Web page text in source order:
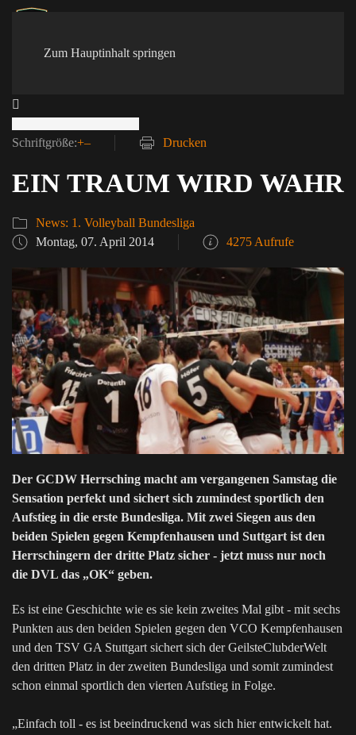
Zum Hauptinhalt springen
Schriftgröße:+– Drucken
EIN TRAUM WIRD WAHR
News: 1. Volleyball Bundesliga
Montag, 07. April 2014
4275 Aufrufe
Der GCDW Herrsching macht am vergangenen Samstag die
Sensation perfekt und sichert sich zumindest sportlich den
Aufstieg in die erste Bundesliga. Mit zwei Siegen aus den
beiden Spielen gegen Kempfenhausen und Suttgart ist den
Herrschingern der dritte Platz sicher - jetzt muss nur noch
die DVL das „OK“ geben.
Es ist eine Geschichte wie es sie kein zweites Mal gibt - mit sechs
Punkten aus den beiden Spielen gegen den VCO Kempfenhausen
und den TSV GA Stuttgart sichert sich der GeilsteClubderWelt
den dritten Platz in der zweiten Bundesliga und somit zumindest
schon einmal sportlich den vierten Aufstieg in Folge.
„Einfach toll - es ist beeindruckend was sich hier entwickelt hat.